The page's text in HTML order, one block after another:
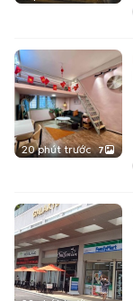
20 phút trước 7